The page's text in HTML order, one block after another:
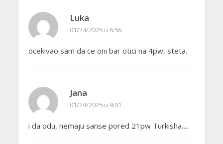
Luka
01/24/2025 u 6:56
ocekivao sam da ce oni bar otici na 4pw, steta.
Jana
01/24/2025 u 9:01
i da odu, nemaju sanse pored 21pw Turkisha….